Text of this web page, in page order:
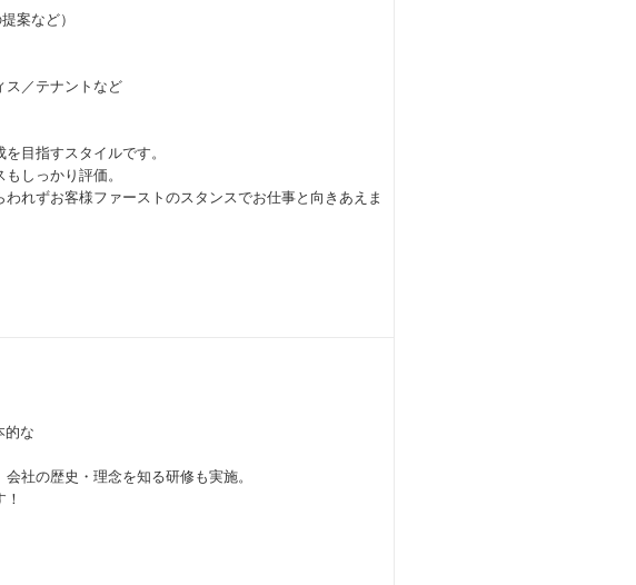
案など）
ス／テナントなど
目指すスタイルです。
しっかり評価。
れずお客様ファーストのスタンスでお仕事と向きあえま
的な
社の歴史・理念を知る研修も実施。